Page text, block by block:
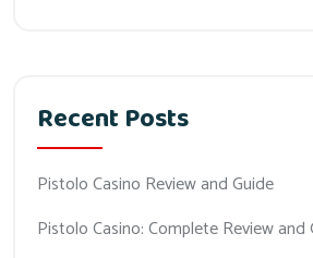
Recent Posts
Pistolo Casino Review and Guide
Pistolo Casino: Complete Review and